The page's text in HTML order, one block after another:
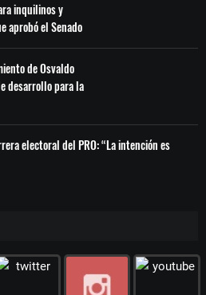
inquilinos y
aprobó el Senado
de Osvaldo
desarrollo para la
electoral del PRO: “La intención es